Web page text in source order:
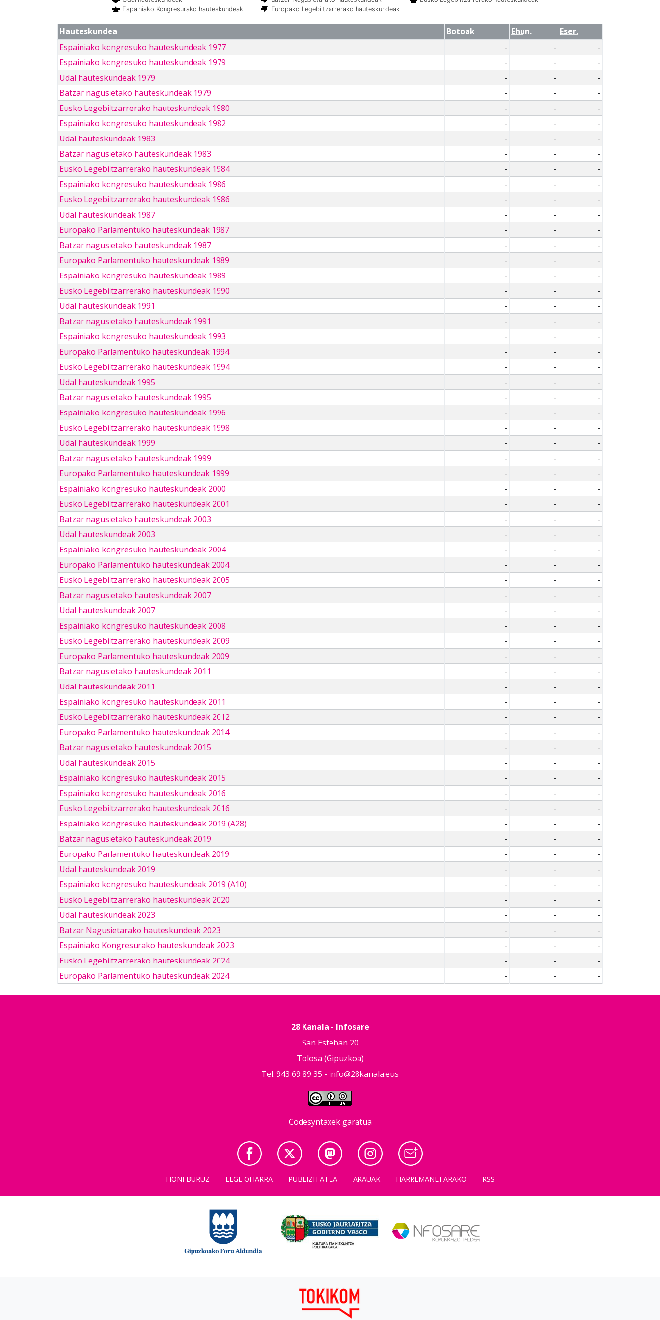
Espainiako Kongresurako hauteskundeak
Europako Legebiltzarrerako hauteskundeak
Hauteskundea Botoak Ehun.
Eser.
Espainiako kongresuko hauteskundeak 1977
- -
-
Espainiako kongresuko hauteskundeak 1979
- -
-
Udal hauteskundeak 1979
- -
-
Batzar nagusietako hauteskundeak 1979
- -
-
Eusko Legebiltzarrerako hauteskundeak 1980
- -
-
Espainiako kongresuko hauteskundeak 1982
- -
-
Udal hauteskundeak 1983
- -
-
Batzar nagusietako hauteskundeak 1983
- -
-
Eusko Legebiltzarrerako hauteskundeak 1984
- -
-
Espainiako kongresuko hauteskundeak 1986
- -
-
Eusko Legebiltzarrerako hauteskundeak 1986
- -
-
Udal hauteskundeak 1987
- -
-
Europako Parlamentuko hauteskundeak 1987
- -
-
Batzar nagusietako hauteskundeak 1987
- -
-
Europako Parlamentuko hauteskundeak 1989
- -
-
Espainiako kongresuko hauteskundeak 1989
- -
-
Eusko Legebiltzarrerako hauteskundeak 1990
- -
-
Udal hauteskundeak 1991
- -
-
Batzar nagusietako hauteskundeak 1991
- -
-
Espainiako kongresuko hauteskundeak 1993
- -
-
Europako Parlamentuko hauteskundeak 1994
- -
-
Eusko Legebiltzarrerako hauteskundeak 1994
- -
-
Udal hauteskundeak 1995
- -
-
Batzar nagusietako hauteskundeak 1995
- -
-
Espainiako kongresuko hauteskundeak 1996
- -
-
Eusko Legebiltzarrerako hauteskundeak 1998
- -
-
Udal hauteskundeak 1999
- -
-
Batzar nagusietako hauteskundeak 1999
- -
-
Europako Parlamentuko hauteskundeak 1999
- -
-
Espainiako kongresuko hauteskundeak 2000
- -
-
Eusko Legebiltzarrerako hauteskundeak 2001
- -
-
Batzar nagusietako hauteskundeak 2003
- -
-
Udal hauteskundeak 2003
- -
-
Espainiako kongresuko hauteskundeak 2004
- -
-
Europako Parlamentuko hauteskundeak 2004
- -
-
Eusko Legebiltzarrerako hauteskundeak 2005
- -
-
Batzar nagusietako hauteskundeak 2007
- -
-
Udal hauteskundeak 2007
- -
-
Espainiako kongresuko hauteskundeak 2008
- -
-
Eusko Legebiltzarrerako hauteskundeak 2009
- -
-
Europako Parlamentuko hauteskundeak 2009
- -
-
Batzar nagusietako hauteskundeak 2011
- -
-
Udal hauteskundeak 2011
- -
-
Espainiako kongresuko hauteskundeak 2011
- -
-
Eusko Legebiltzarrerako hauteskundeak 2012
- -
-
Europako Parlamentuko hauteskundeak 2014
- -
-
Batzar nagusietako hauteskundeak 2015
- -
-
Udal hauteskundeak 2015
- -
-
Espainiako kongresuko hauteskundeak 2015
- -
-
Espainiako kongresuko hauteskundeak 2016
- -
-
Eusko Legebiltzarrerako hauteskundeak 2016
- -
-
Espainiako kongresuko hauteskundeak 2019 (A28)
- -
-
Batzar nagusietako hauteskundeak 2019
- -
-
Europako Parlamentuko hauteskundeak 2019
- -
-
Udal hauteskundeak 2019
- -
-
Espainiako kongresuko hauteskundeak 2019 (A10)
- -
-
Eusko Legebiltzarrerako hauteskundeak 2020
- -
-
Udal hauteskundeak 2023
- -
-
Batzar Nagusietarako hauteskundeak 2023
- -
-
Espainiako Kongresurako hauteskundeak 2023
- -
-
Eusko Legebiltzarrerako hauteskundeak 2024
- -
-
Europako Parlamentuko hauteskundeak 2024
- - -
28 Kanala - Infosare
San Esteban 20
Tolosa (Gipuzkoa)
Tel: 943 69 89 35 - info@28kanala.eus
Codesyntaxek garatua
HONI BURUZ LEGE OHARRA PUBLIZITATEA ARAUAK HARREMANETARAKO RSS